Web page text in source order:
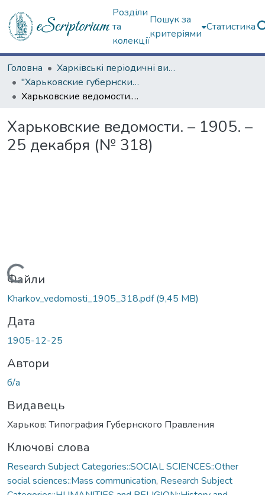
Розділи
та
колекції
Пошук за
критеріями
Статистика
Головна
Харківські періодичні видання
"Харьковские губернские ведомости" (1838–1915 гг.)
Харьковские ведомости. – 1905. – 25 декабря (№ 318)
Харьковские ведомости. – 1905. –
25 декабря (№ 318)
Вантажиться...
Файли
Kharkov_vedomosti_1905_318.pdf(9,45 MB)
Дата
1905-12-25
Автори
б/а
Видавець
Харьков: Типография Губернского Правления
Ключові слова
Research Subject Categories::SOCIAL SCIENCES::Other
social sciences::Mass communication, Research Subject